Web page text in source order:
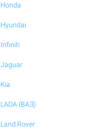
Honda
Hyundai
Infiniti
Jaguar
Kia
LADA (ВАЗ)
Land Rover